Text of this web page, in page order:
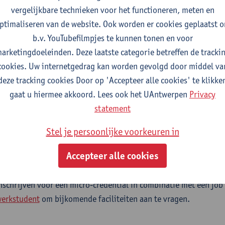
mondiale rol van China is deze micro-credential interessant
en professionals uit verschillende sectoren die in hun
China te maken hebben.
combineren met je job?
over de combinatie van werken en studeren kan je bij
voor een micro-credential in combinatie met een job
om bijkomende faciliteiten aan te vragen.
vergelijkbare technieken voor het functioneren, meten en
van de website. Ook worden er cookies geplaatst
b.v. YouTubefilmpjes te kunnen tonen en voor
Deze laatste categorie betreffen de
Uw internetgedrag kan worden gevolgd door middel
tracking cookies Door op 'Accepteer alle cookies' te
gaat u hiermee akkoord. Lees ook het UAntwerpen Privacy
statement
Stel je persoonlijke voorkeuren in
Accepteer alle cookies